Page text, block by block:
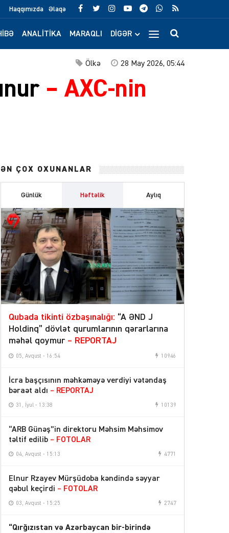
Haqqımızda Əlaqə
ANALITIKA MARAQLI DIGƏR
28 May 2026, 05:44
Ölkə
– AXC-nin
ƏN ÇOX OXUNANLAR
Günlük Həftəlik Aylıq
Qubada tikinti özbaşınalığı: “A ƏND J
Holdinq” dövlət qurumlarının qərarlarına
məhəl qoymur – REPORTAJ
05, Avqust - 16:54 10946
İcra başçısının məhkəməyə verdiyi vətəndaş
bəraət aldı – REPORTAJ
31, İyul - 13:38 10139
“ARB Günəş”in direktoru Məhsim Məhsimov
təltif edilib – FOTOLAR
04, Avqust - 15:13 4771
Elnur Rzayev Mürşüdoba kəndində səyyar
qəbul keçirdi – FOTOLAR
03, Avqust - 15:25 2747
“Qırğızıstan və Azərbaycan bir-birində